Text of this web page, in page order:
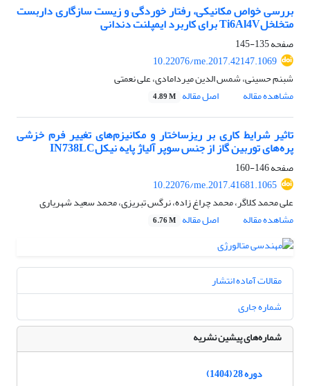
بررسی خواص مکانیکی، رفتار خوردگی و زیست سازگاری داربست
متخلخلTi6Al4V برای کاربرد ایمپلنت دندانی
صفحه135-145
10.22076/me.2017.42147.1069
شبنم حسینی، شمس الدین میردامادی، علی نعمتی
مشاهده مقاله
اصل مقاله 4.89 M
تاثیر شرایط کاری بر ریزساختار و مکانیزم‌های تغییر فرم خزشی
پره‌‌های توربین ‌گاز از جنس سوپر آلیاژ پایه نیکلIN738LC
صفحه146-160
10.22076/me.2017.41681.1065
علی محمد کلاگر، محمد چراغ زاده، نرگس تبریزی، محمد سعید شهریاری
مشاهده مقاله
اصل مقاله 6.76 M
مقالات آماده انتشار
شماره جاری
شماره‌های پیشین نشریه
دوره 28 (1404)